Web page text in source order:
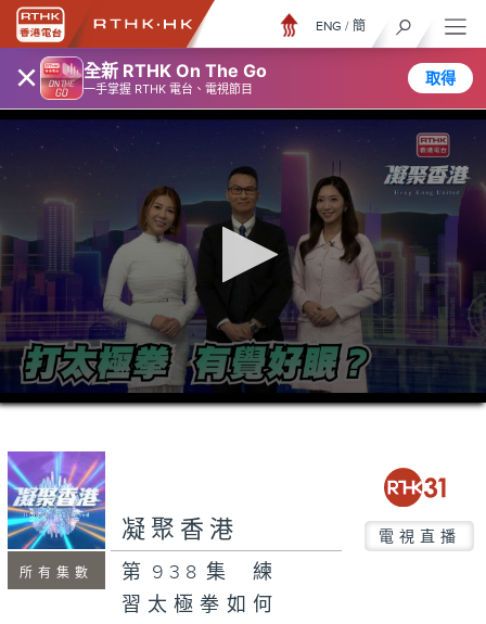
× 全新 RTHK On The Go
一手掌握 RTHK 電台、電視節目
取得
ENG / 簡
0
seconds
minutes,
7
seconds
所有集數
凝聚香港 電視直播
第938集 練
習太極拳如何